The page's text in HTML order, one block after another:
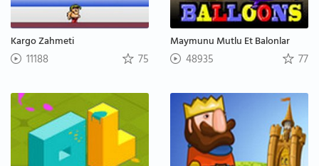
Kargo Zahmeti
11188 75
Maymunu Mutlu Et Balonlar
48935 77